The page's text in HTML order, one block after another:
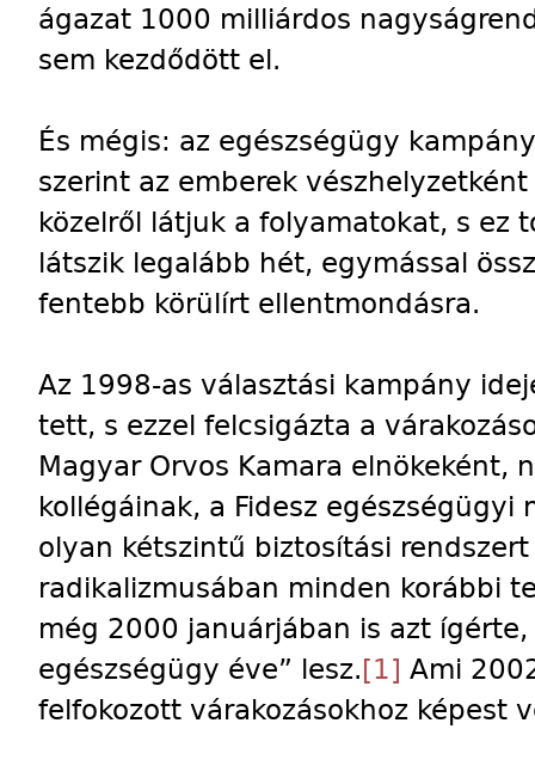
ágazat 1000 milliárdos
sem kezdődött el.
És mégis: az egészségügy
szerint az emberek
közelről látjuk a folyamatokat, s ez
látszik legalább hét, egymással
fentebb körülírt ellentmondásra.
Az 1998-as választási kampány
tett, s ezzel felcsigázta a
Magyar Orvos Kamara elnökeként,
kollégáinak, a Fidesz
olyan kétszintű biztosítási
radikalizmusában minden korábbi
még 2000 januárjában is azt
egészségügy éve” lesz.[1] Ami
felfokozott várakozásokhoz képest